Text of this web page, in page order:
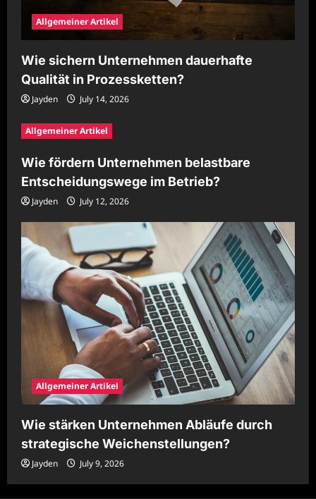
Allgemeiner Artikel
Wie sichern Unternehmen dauerhafte
Qualität in Prozessketten?
Jayden July 14, 2026
Allgemeiner Artikel
Wie fördern Unternehmen belastbare
Entscheidungswege im Betrieb?
Jayden July 12, 2026
Allgemeiner Artikel
Wie stärken Unternehmen Abläufe durch
strategische Weichenstellungen?
Jayden July 9, 2026